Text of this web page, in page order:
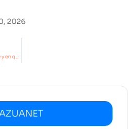
2026
Empresa SEO: qué hace y en qué se diferencia de una agencia integral